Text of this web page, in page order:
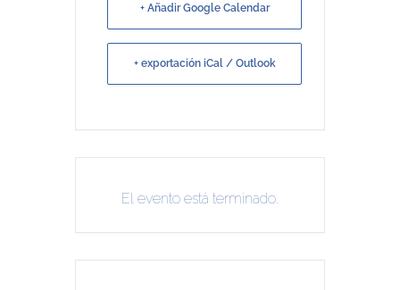
+ Añadir Google Calendar
+ exportación iCal / Outlook
El evento está terminado.